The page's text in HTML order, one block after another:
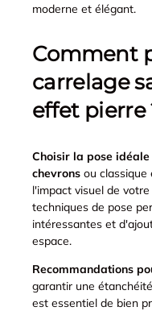
moderne et élégant.
Comment
carrelage
effet pierre
Choisir la pose idéale
chevrons ou
l'impact visuel de
techniques de pose
intéressantes et
espace.
Recommandations
garantir une
est essentiel de bien